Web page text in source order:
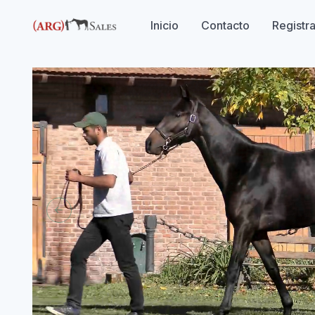
Inicio Contacto